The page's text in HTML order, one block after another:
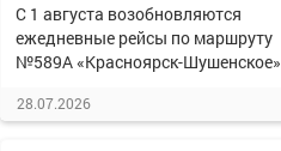
С 1 августа возобновляются
ежедневные рейсы по маршруту
№589А «Красноярск-Шушенское»
28.07.2026